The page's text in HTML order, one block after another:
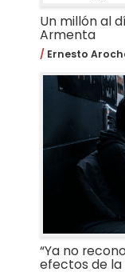
Un millón al
Armenta
Ernesto
“Ya no
efectos de la